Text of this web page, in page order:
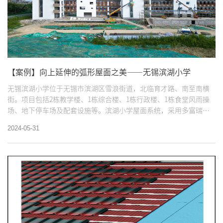
【案例】向上延伸的弧形屋面之美——无锡滨湖小学
无锡滨湖小学位于无锡市滨湖区雪浪街道，北临育才路、南至南横
街。项目包括2栋教学楼、1栋综合楼、1栋行政楼、1栋食堂风雨操
场、地下停车场及配套设施等。滨湖小学屋面系统，采用多富瑞幻
2024-05-31